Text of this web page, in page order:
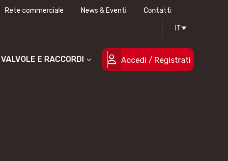
Certificazioni di qualità
Progetti cofinanziati
Rete commerciale News & Eventi Contatti
IT
E RACCORDI Accedi / Registrati